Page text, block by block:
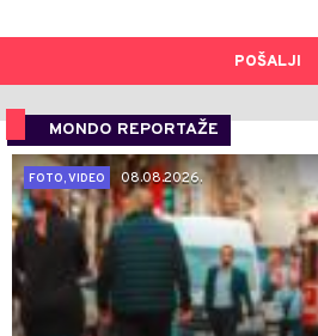
POŠALJI
MONDO REPORTAŽE
FOTO, VIDEO
08.08.2026.